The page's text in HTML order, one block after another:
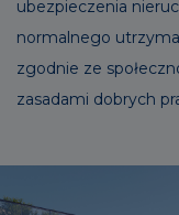
ubezpieczenia
normalnego
zgodnie ze
zasadami dobrych